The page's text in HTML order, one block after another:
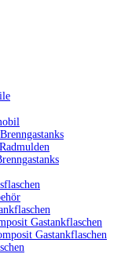
Gastankflaschen
Gastankflaschen